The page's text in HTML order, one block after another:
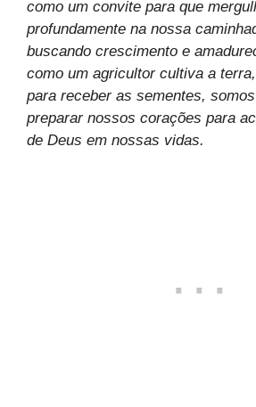
como um convite para que
profundamente na nossa
buscando crescimento e
como um agricultor cultiva a
para receber as sementes,
preparar nossos corações para
de Deus em nossas vidas.